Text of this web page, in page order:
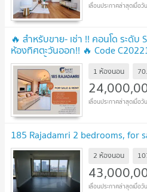
🔥 สำหรับขาย- เช่า !! คอนโด ระดับ
ห้องทิศตะวันออก!! 🔥 Code
นอน, 1 น้ำ, แต่งครบ, ราคาพิเศษ!!
1 ห้องนอน
185 Rajadamri 2 bedrooms, for
2 ห้องนอน